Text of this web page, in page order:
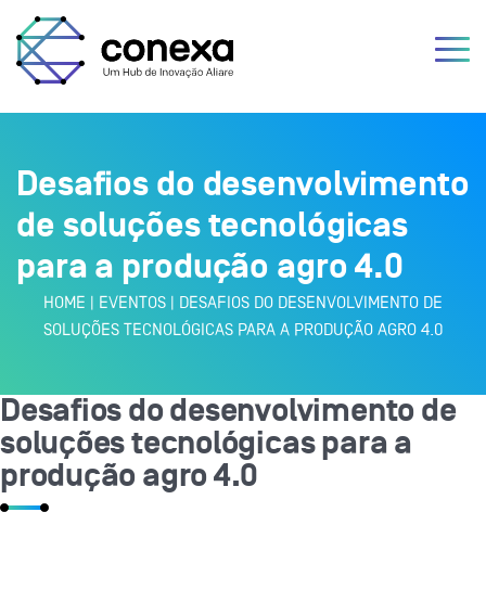
Desafios do desenvolvimento
de soluções tecnológicas
para a produção agro 4.0
HOME | EVENTOS | DESAFIOS DO DESENVOLVIMENTO DE
SOLUÇÕES TECNOLÓGICAS PARA A PRODUÇÃO AGRO 4.0
Desafios do desenvolvimento de
soluções tecnológicas para a
produção agro 4.0